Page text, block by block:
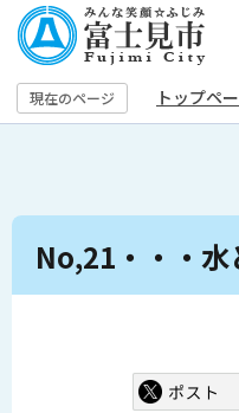
の
ペ
ー
す
現在のページ トップペ
本
No,21・・・水